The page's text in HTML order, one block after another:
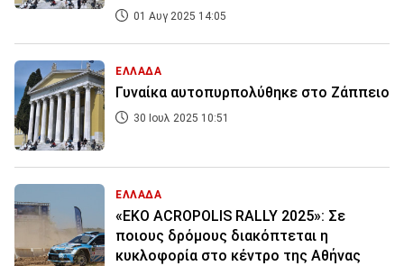
01 Αυγ 2025 14:05
ΕΛΛΑΔΑ
Γυναίκα αυτοπυρπολύθηκε στο Ζάππειο
30 Ιουλ 2025 10:51
ΕΛΛΑΔΑ
«ΕΚΟ ACROPOLIS RALLY 2025»: Σε
ποιους δρόμους διακόπτεται η
κυκλοφορία στο κέντρο της Αθήνας